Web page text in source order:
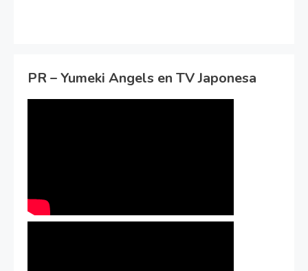
PR – Yumeki Angels en TV Japonesa